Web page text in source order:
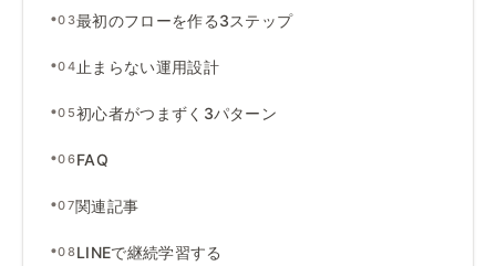
•03最初のフローを作る3ステップ
•04 止まらない運用設計
•05初心者がつまずく3パターン
•06FAQ
•07関連記事
•08LINEで継続学習する